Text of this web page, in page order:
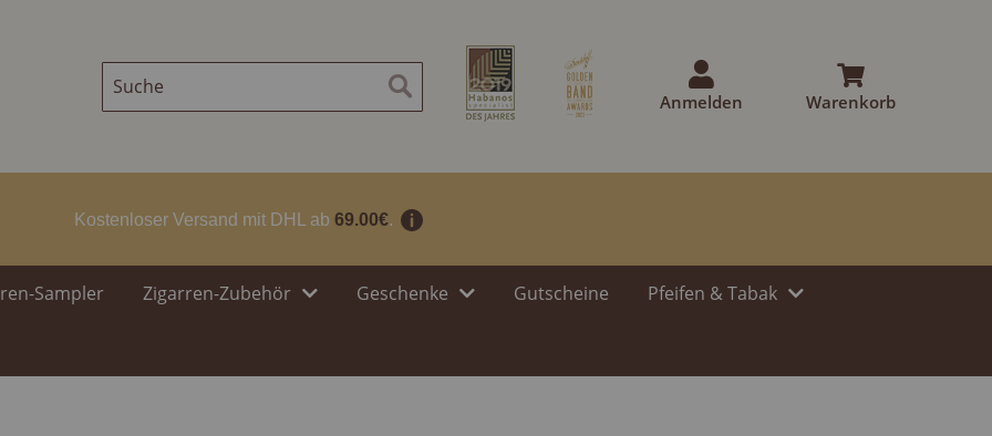
Warenkorb
Suche
Anmelden
Kostenloser Versand mit DHL ab 69.00€.
Sampler Zigarren-Zubehör Geschenke Gutscheine Pfeifen & Tabak